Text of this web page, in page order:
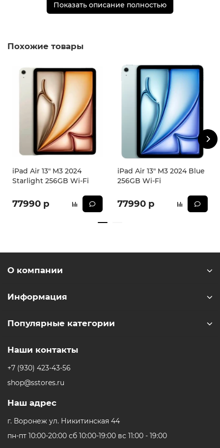
* - Актуальную стоимость и наличие товара, а также
** - На момент покупки не предустановлены
магазин приложений (RuStore).
Показать описание полностью
Похожие товары
iPad Air 13" M3 2024
Starlight 256GB Wi-Fi
77990 р
iPad Air 13" M3 2024 Blue
256GB Wi-Fi
77990 р
О компании
Информация
Популярные категории
Наши контакты
+7 (930) 423-43-56
shop@sstores.ru
Наш адрес
г. Воронеж ул. Никитинская 44
пн-пт 10:00-20:00 сб 10:00-19:00 вс 11:00 - 19:00